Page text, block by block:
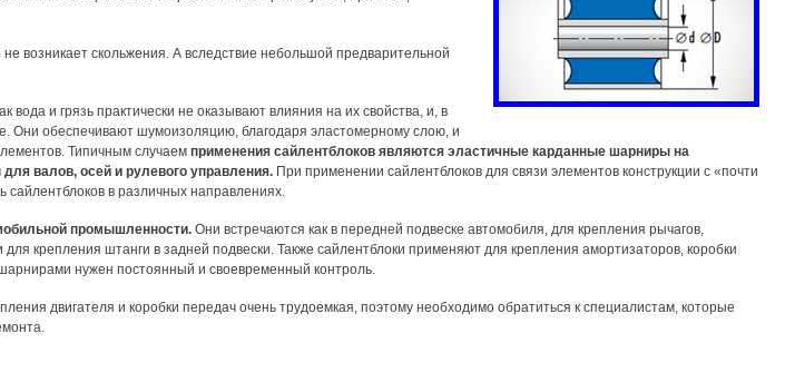
возникает скольжения. А вследствие небольшой предварительной
вода и грязь практически не оказывают влияния на их свойства, и, в
Они обеспечивают шумоизоляцию, благодаря эластомерному слою, и
Типичным случаем применения сайлентблоков являются эластичные карданные шарниры на
валов, осей и рулевого управления. При применении сайлентблоков для связи элементов конструкции с «почти
сайлентблоков в различных направлениях.
промышленности. Они встречаются как в передней подвеске автомобиля, для крепления рычагов,
для крепления штанги в задней подвески. Также сайлентблоки применяют для крепления амортизаторов, коробки
нужен постоянный и своевременный контроль.
двигателя и коробки передач очень трудоемкая, поэтому необходимо обратиться к специалистам, которые